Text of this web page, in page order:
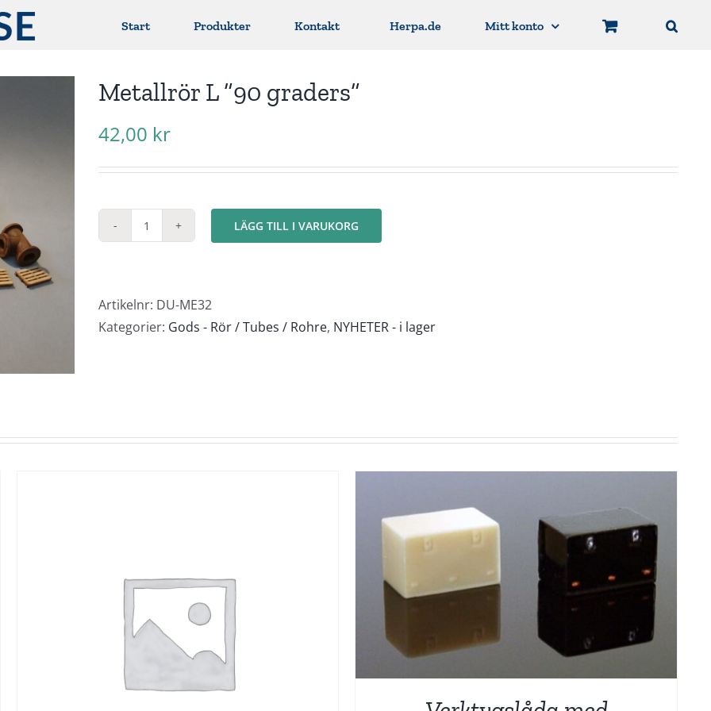
Start Produkter Kontakt Herpa.de Mitt konto
Metallrör L ”90 graders”
42,00 kr
Metallrör
graders"
mängd
LÄGG TILL I VARUKORG
Artikelnr: DU-ME32
Kategorier: Gods - Rör / Tubes / Rohre, NYHETER - i lager